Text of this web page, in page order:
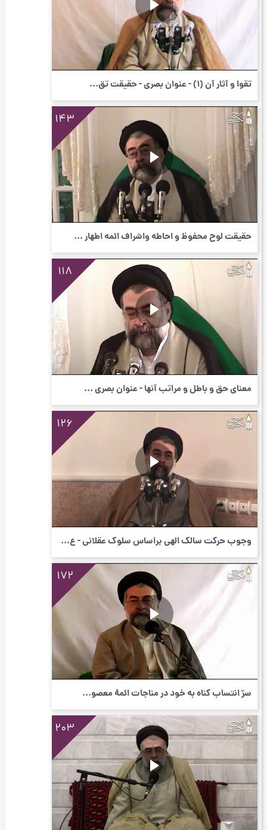
تقوا و آثار آن (١) - عنوان بصری - حقیقت تق...
143
حقیقت لوح محفوظ و احاطه واشراف ائمه اطهار ...
118
معنای حق و باطل و مراتب آنها - عنوان بصری ...
126
وجوب حرکت سالک الهی براساس سلوک عقلانی - ع...
172
سرّ انتساب گناه به خود در مناجات ائمۀ معصو...
203